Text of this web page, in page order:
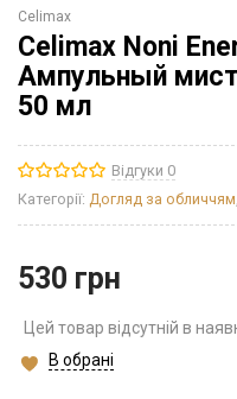
Celimax
Celimax Noni
Ампульный
50 мл
Відгуки 0
Категорії: Догляд за обличчям
530 грн
Цей товар відсутній в
В обрані